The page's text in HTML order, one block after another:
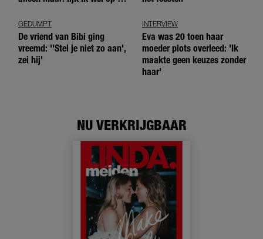
GEDUMPT
De vriend van Bibi ging
vreemd: ''Stel je niet zo aan',
zei hij'
INTERVIEW
Eva was 20 toen haar
moeder plots overleed: 'Ik
maakte geen keuzes zonder
haar'
NU VERKRIJGBAAR